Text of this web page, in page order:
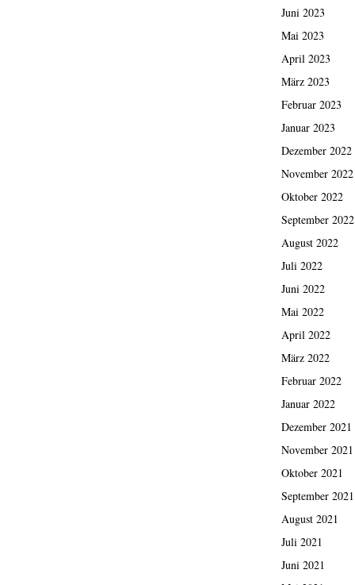
Juni 2023
Mai 2023
April 2023
März 2023
Februar 2023
Januar 2023
Dezember 2022
November 2022
Oktober 2022
September 2022
August 2022
Juli 2022
Juni 2022
Mai 2022
April 2022
März 2022
Februar 2022
Januar 2022
Dezember 2021
November 2021
Oktober 2021
September 2021
August 2021
Juli 2021
Juni 2021